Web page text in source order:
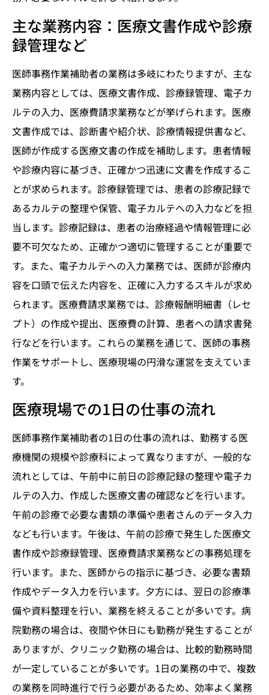
主な業務内容：医療文書作成や診療
録管理など
医師事務作業補助者の業務は多岐にわたりますが、主な
業務内容としては、医療文書作成、診療録管理、電子カ
ルテの入力、医療費請求業務などが挙げられます。医療
文書作成では、診断書や紹介状、診療情報提供書など、
医師が作成する医療文書の作成を補助します。患者情報
や診療内容に基づき、正確かつ迅速に文書を作成するこ
とが求められます。診療録管理では、患者の診療記録で
あるカルテの整理や保管、電子カルテへの入力などを担
当します。診療記録は、患者の治療経過や情報管理に必
要不可欠なため、正確かつ適切に管理することが重要で
す。また、電子カルテへの入力業務では、医師が診療内
容を口頭で伝えた内容を、正確に入力するスキルが求め
られます。医療費請求業務では、診療報酬明細書（レセ
プト）の作成や提出、医療費の計算、患者への請求書発
行などを行います。これらの業務を通じて、医師の事務
作業をサポートし、医療現場の円滑な運営を支えていま
す。
医療現場での1日の仕事の流れ
医師事務作業補助者の1日の仕事の流れは、勤務する医
療機関の規模や診療科によって異なりますが、一般的な
流れとしては、午前中に前日の診療記録の整理や電子カ
ルテの入力、作成した医療文書の確認などを行います。
午前の診療で必要な書類の準備や患者さんのデータ入力
なども行います。午後は、午前の診療で発生した医療文
書作成や診療録管理、医療費請求業務などの事務処理を
行います。また、医師からの指示に基づき、必要な書類
作成やデータ入力を行います。夕方には、翌日の診療準
備や資料整理を行い、業務を終えることが多いです。病
院勤務の場合は、夜間や休日にも勤務が発生することが
ありますが、クリニック勤務の場合は、比較的勤務時間
が一定していることが多いです。1日の業務の中で、複数
の業務を同時進行で行う必要があるため、効率よく業務